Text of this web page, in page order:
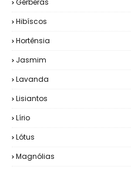
Gérberas
Hibíscos
Hortênsia
Jasmim
Lavanda
Lisiantos
Lírio
Lótus
Magnólias